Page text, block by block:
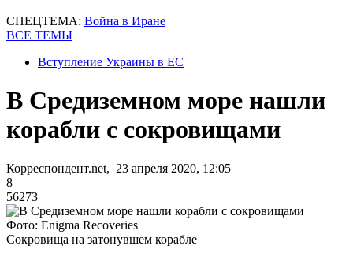
СПЕЦТЕМА: Война в Иране
ВСЕ ТЕМЫ
Вступление Украины в ЕС
В Средиземном море нашли
корабли с сокровищами
Корреспондент.net, 23 апреля 2020, 12:05
8
56273
Фото: Enigma Recoveries
Сокровища на затонувшем корабле